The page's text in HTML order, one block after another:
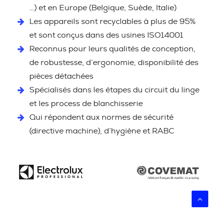
…) et en Europe (Belgique, Suède, Italie)
Les appareils sont recyclables à plus de 95%
et sont conçus dans des usines ISO14001
Reconnus pour leurs qualités de conception,
de robustesse, d’ergonomie, disponibilité des
pièces détachées
Spécialisés dans les étapes du circuit du linge
et les process de blanchisserie
Qui répondent aux normes de sécurité
(directive machine), d’hygiène et RABC